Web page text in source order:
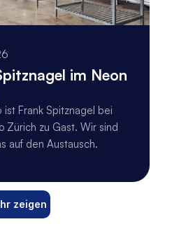
im Neon
Frank Spitznagel bei
Zürich zu Gast. Wir sind
auf den Austausch.
zeigen